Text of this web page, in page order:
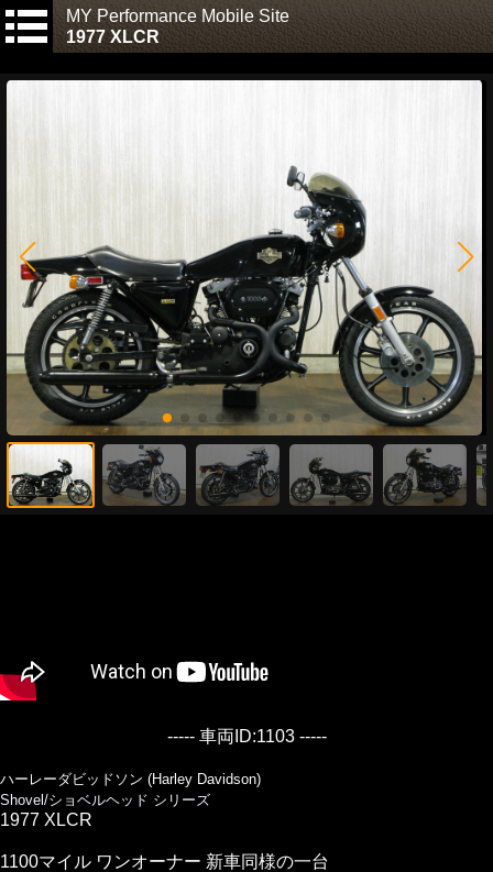
MY Performance Mobile Site
1977 XLCR
----- 車両ID:1103 -----
ハーレーダビッドソン (Harley Davidson)
Shovel/ショベルヘッド シリーズ
1977 XLCR
1100マイル ワンオーナー 新車同様の一台